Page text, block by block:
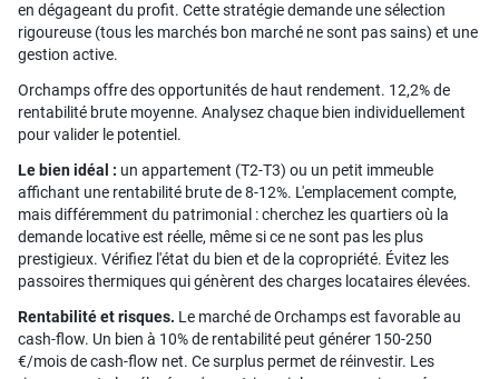
en dégageant du profit. Cette stratégie demande une sélection
rigoureuse (tous les marchés bon marché ne sont pas sains) et une
gestion active.
Orchamps offre des opportunités de haut rendement. 12,2% de
rentabilité brute moyenne. Analysez chaque bien individuellement
pour valider le potentiel.
Le bien idéal : un appartement (T2-T3) ou un petit immeuble
affichant une rentabilité brute de 8-12%. L'emplacement compte,
mais différemment du patrimonial : cherchez les quartiers où la
demande locative est réelle, même si ce ne sont pas les plus
prestigieux. Vérifiez l'état du bien et de la copropriété. Évitez les
passoires thermiques qui génèrent des charges locataires élevées.
Rentabilité et risques. Le marché de Orchamps est favorable au
cash-flow. Un bien à 10% de rentabilité peut générer 150-250
€/mois de cash-flow net. Ce surplus permet de réinvestir. Les